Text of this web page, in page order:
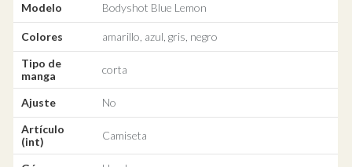
Modelo Bodyshot Blue Lemon
Colores
amarillo, azul, gris, negro
Tipo de
manga
corta
Ajuste
No
Artículo
(int)
Camiseta